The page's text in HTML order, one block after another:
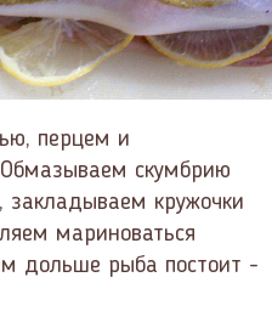
перцем и
скумбрию
закладываем кружочки
мариноваться
дольше рыба постоит -